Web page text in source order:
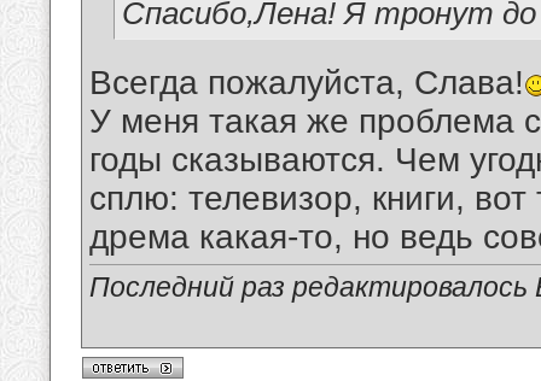
Спасибо,Лена! Я тронут
Всегда пожалуйста, Слава!
У меня такая же проблема
годы сказываются. Чем
сплю: телевизор, книги,
дрема какая-то, но ведь
Последний раз